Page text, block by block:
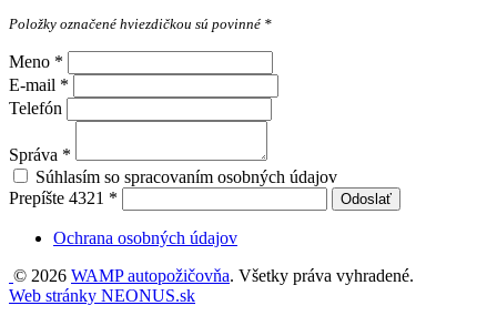
Položky označené hviezdičkou sú povinné *
Meno *
E-mail *
Telefón
Správa *
Súhlasím so spracovaním osobných údajov
Prepíšte 4321 * Odoslať
Ochrana osobných údajov
© 2026 WAMP autopožičovňa. Všetky práva vyhradené.
Web stránky NEONUS.sk